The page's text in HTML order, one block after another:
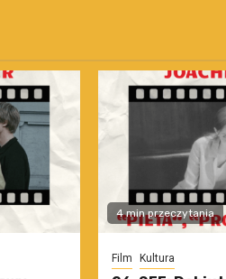
4 min przeczytania
Film Kultura